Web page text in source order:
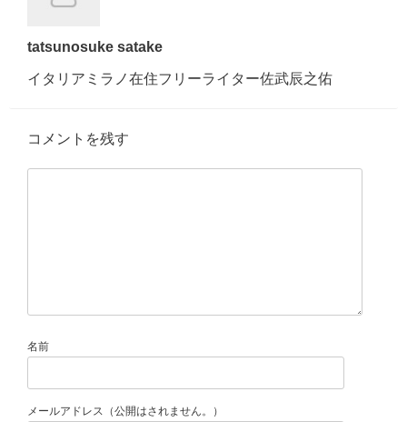
tatsunosuke satake
イタリアミラノ在住フリーライター佐武辰之佑
コメントを残す
名前
メールアドレス（公開はされません。）